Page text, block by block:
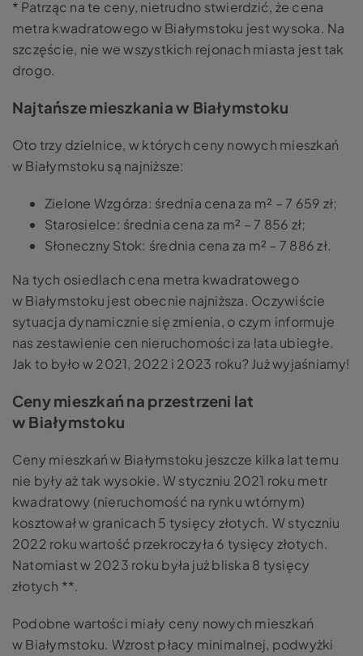
* Patrząc na te ceny, nietrudno stwierdzić, że cena
metra kwadratowego w Białymstoku jest wysoka. Na
szczęście, nie we wszystkich rejonach miasta jest tak
drogo.
Najtańsze mieszkania w Białymstoku
Oto trzy dzielnice, w których ceny nowych mieszkań
w Białymstoku są najniższe:
Zielone Wzgórza: średnia cena za m² – 7 659 zł;
Starosielce: średnia cena za m² – 7 856 zł;
Słoneczny Stok: średnia cena za m² – 7 886 zł.
Na tych osiedlach cena metra kwadratowego
w Białymstoku jest obecnie najniższa. Oczywiście
sytuacja dynamicznie się zmienia, o czym informuje
nas zestawienie cen nieruchomości za lata ubiegłe.
Jak to było w 2021, 2022 i 2023 roku? Już wyjaśniamy!
Ceny mieszkań na przestrzeni lat
w Białymstoku
Ceny mieszkań w Białymstoku jeszcze kilka lat temu
nie były aż tak wysokie. W styczniu 2021 roku metr
kwadratowy (nieruchomość na rynku wtórnym)
kosztował w granicach 5 tysięcy złotych. W styczniu
2022 roku wartość przekroczyła 6 tysięcy złotych.
Natomiast w 2023 roku była już bliska 8 tysięcy
złotych **.
Podobne wartości miały ceny nowych mieszkań
w Białymstoku. Wzrost płacy minimalnej, podwyżki